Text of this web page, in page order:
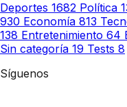
Deportes 1682 Política
930 Economía 813
138 Entretenimiento 64
Sin categoría 19 Tests 8
Síguenos